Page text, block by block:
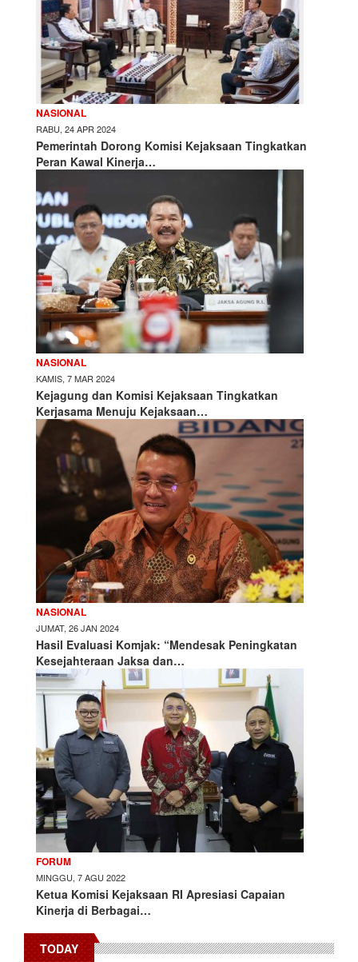
NASIONAL
RABU, 24 APR 2024
Pemerintah Dorong Komisi Kejaksaan Tingkatkan
Peran Kawal Kinerja…
NASIONAL
KAMIS, 7 MAR 2024
Kejagung dan Komisi Kejaksaan Tingkatkan
Kerjasama Menuju Kejaksaan…
NASIONAL
JUMAT, 26 JAN 2024
Hasil Evaluasi Komjak: “Mendesak Peningkatan
Kesejahteraan Jaksa dan…
FORUM
MINGGU, 7 AGU 2022
Ketua Komisi Kejaksaan RI Apresiasi Capaian
Kinerja di Berbagai…
TODAY